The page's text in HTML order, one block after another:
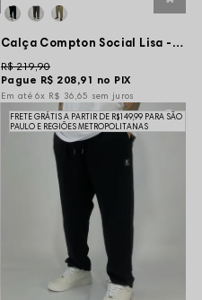
Calça Compton Social Lisa - Cinza Grafite
Pague R$ 208,91 no PIX
R$ 219,90
6x R$ 36,65 sem juros
FRETE GRÁTIS A PARTIR DE R$149,99 PARA SÃO
PAULO E REGIÕES METROPOLITANAS